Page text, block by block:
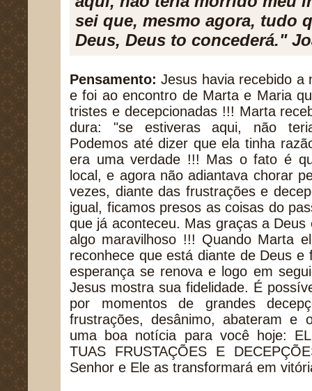
sei que, mesmo agora, tudo
Deus, Deus to concederá."
Pensamento: Jesus havia recebido a
e foi ao encontro de Marta e Maria
tristes e decepcionadas !!! Marta
dura: "se estiveras aqui, não
Podemos até dizer que ela tinha
era uma verdade !!! Mas o fato é
local, e agora não adiantava chorar
vezes, diante das frustrações e
igual, ficamos presos as coisas do
que já aconteceu. Mas graças a
algo maravilhoso !!! Quando Marta
reconhece que está diante de Deus
esperança se renova e logo em
Jesus mostra sua fidelidade. É
por momentos de grandes
frustrações, desânimo, abateram e
uma boa notícia para você hoje:
TUAS FRUSTAÇÕES E
Senhor e Ele as transformará em